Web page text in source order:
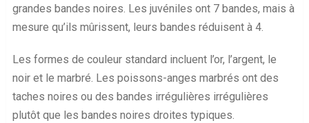
grandes bandes noires. Les juvéniles ont 7 bandes, mais à
mesure qu’ils mûrissent, leurs bandes réduisent à 4.
Les formes de couleur standard incluent l’or, l’argent, le
noir et le marbré. Les poissons-anges marbrés ont des
taches noires ou des bandes irrégulières irrégulières
plutôt que les bandes noires droites typiques.